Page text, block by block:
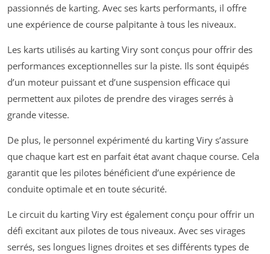
passionnés de karting. Avec ses karts performants, il offre
une expérience de course palpitante à tous les niveaux.
Les karts utilisés au karting Viry sont conçus pour offrir des
performances exceptionnelles sur la piste. Ils sont équipés
d’un moteur puissant et d’une suspension efficace qui
permettent aux pilotes de prendre des virages serrés à
grande vitesse.
De plus, le personnel expérimenté du karting Viry s’assure
que chaque kart est en parfait état avant chaque course. Cela
garantit que les pilotes bénéficient d’une expérience de
conduite optimale et en toute sécurité.
Le circuit du karting Viry est également conçu pour offrir un
défi excitant aux pilotes de tous niveaux. Avec ses virages
serrés, ses longues lignes droites et ses différents types de